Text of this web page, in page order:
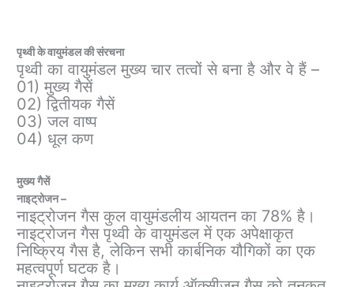
पृथ्वी के वायुमंडल की संरचना
पृथ्वी का वायुमंडल मुख्य चार तत्वों से बना है और वे हैं –
01) मुख्य गैसें
02) द्वितीयक गैसें
03) जल वाष्प
04) धूल कण
मुख्य गैसें
नाइट्रोजन –
नाइट्रोजन गैस कुल वायुमंडलीय आयतन का 78% है।
नाइट्रोजन गैस पृथ्वी के वायुमंडल में एक अपेक्षाकृत
निष्क्रिय गैस है, लेकिन सभी कार्बनिक यौगिकों का एक
महत्वपूर्ण घटक है।